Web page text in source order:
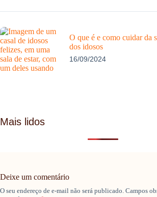
O que é e como cuidar da
dos idosos
16/09/2024
Mais lidos
Deixe um comentário
O seu endereço de e-mail não será publicado. Campos